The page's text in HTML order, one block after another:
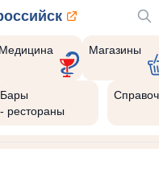
Медицина Магазины
Бары
- рестораны